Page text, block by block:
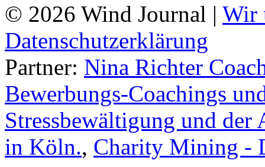
© 2026 Wind Journal | Wir
Datenschutzerklärung
Partner: Nina Richter
Bewerbungs-Coachings
Stressbewältigung und
in Köln., Charity Mining -